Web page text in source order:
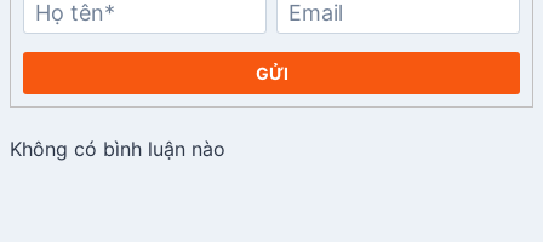
GỬI
Không có bình luận nào